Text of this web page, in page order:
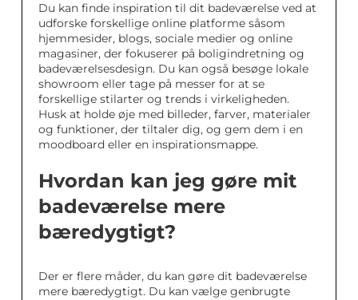
Du kan finde inspiration til dit badeværelse ved at
udforske forskellige online platforme såsom
hjemmesider, blogs, sociale medier og online
magasiner, der fokuserer på boligindretning og
badeværelsesdesign. Du kan også besøge lokale
showroom eller tage på messer for at se
forskellige stilarter og trends i virkeligheden.
Husk at holde øje med billeder, farver, materialer
og funktioner, der tiltaler dig, og gem dem i en
moodboard eller en inspirationsmappe.
Hvordan kan jeg gøre mit
badeværelse mere
bæredygtigt?
Der er flere måder, du kan gøre dit badeværelse
mere bæredygtigt. Du kan vælge genbrugte